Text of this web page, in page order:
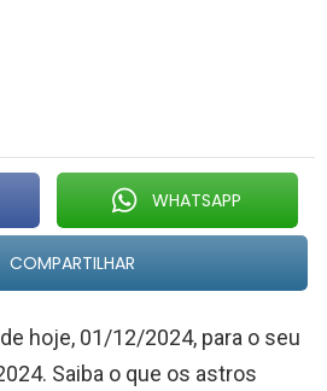
WHATSAPP
COMPARTILHAR
hoje, 01/12/2024, para o seu
Saiba o que os astros